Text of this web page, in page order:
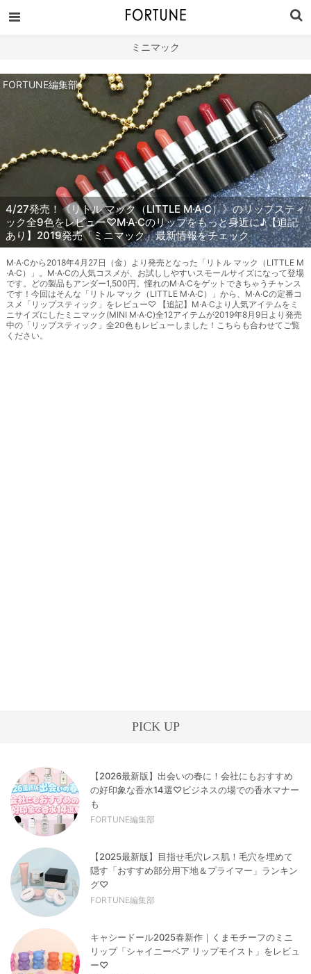
ミニマック
FORTUNE編集部
4/27発売！《リトル マック（LITTLE M·A·C）》のリップスティ
ック全9色をレビュー♡M·A·Cのリップをもっと身近に♪【追記
あり】2019発売「ミニマック」最新情報をチェック
M·A·Cから2018年4月27日（金）より発売となった「リトル マック（LITTLE M
·A·C）」。M·A·Cの人気コスメが、お試ししやすいスモールサイズになって登場
です。どの製品もアンダー1,500円。憧れのM·A·Cをゲットできちゃうチャンス
です！今回はそんな「リトル マック（LITTLE M·A·C）」から、M·A·Cの定番コ
スメ「リップスティック」をレビュー♡ 【追記】M·A·Cより人気アイテムをミ
ニサイズにしたミニマック(MINI M·A·C)全12アイテムが2019年8月9日より発売
中の「リップスティック」全20色もレビューしました！こちらも合わせてご覧
ください。
PICK UP
【2026最新版】出会いの春に！会社にもおすすめ
の好印象な香水14選♡ビジネスの場での香水マナー
も
FORTUNE編集部
【2025最新版】目指せ毛穴レス肌！毛穴を埋めて
隠す「おすすめ部分用下地＆プライマー」ランキン
グ♡
FORTUNE編集部
キャシードール2025春新作｜くまモチーフのミニ
リップ「シャイニーベア リップモイスト」をレビュ
ー♡